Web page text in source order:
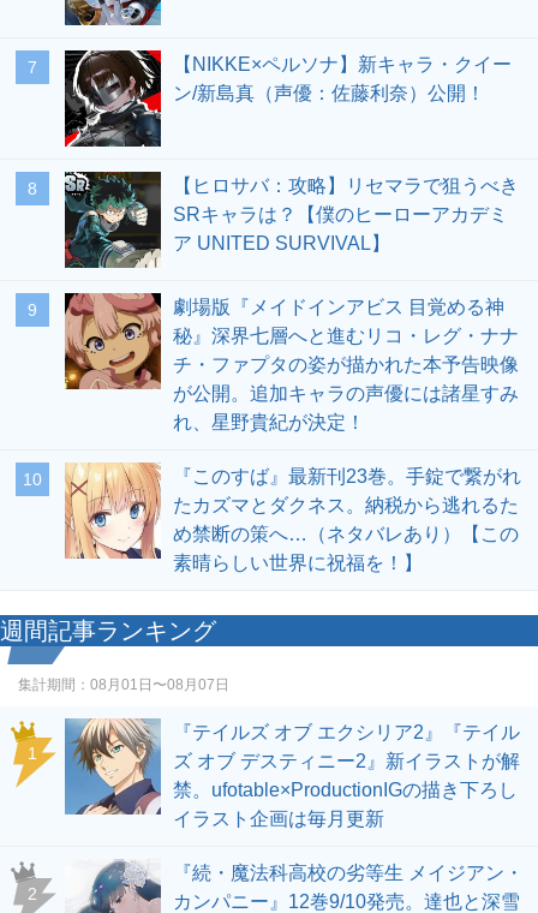
7
【NIKKE×ペルソナ】新キャラ・クイー
ン/新島真（声優：佐藤利奈）公開！
8
【ヒロサバ：攻略】リセマラで狙うべき
SRキャラは？【僕のヒーローアカデミ
ア UNITED SURVIVAL】
9
劇場版『メイドインアビス 目覚める神
秘』深界七層へと進むリコ・レグ・ナナ
チ・ファプタの姿が描かれた本予告映像
が公開。追加キャラの声優には諸星すみ
れ、星野貴紀が決定！
10
『このすば』最新刊23巻。手錠で繋がれ
たカズマとダクネス。納税から逃れるた
め禁断の策へ…（ネタバレあり）【この
素晴らしい世界に祝福を！】
週間記事ランキング
集計期間： 08月01日〜08月07日
1
『テイルズ オブ エクシリア2』『テイル
ズ オブ デスティニー2』新イラストが解
禁。ufotable×ProductionIGの描き下ろし
イラスト企画は毎月更新
2
『続・魔法科高校の劣等生 メイジアン・
カンパニー』12巻9/10発売。達也と深雪